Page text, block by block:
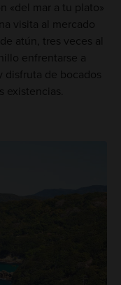
«del mar a tu plato»
visita al mercado
atún, tres veces al
enfrentarse a
disfruta de bocados
existencias.